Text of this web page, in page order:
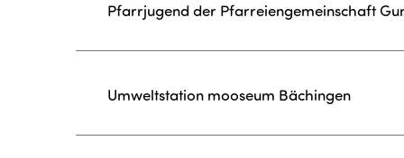
Pfarrjugend der Pfarreiengemeinschaft
Umweltstation mooseum Bächingen